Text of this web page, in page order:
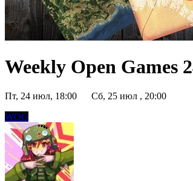
Weekly Open Games
Пт, 24 июл, 18:00
Сб, 25 июл , 20:00
WOG